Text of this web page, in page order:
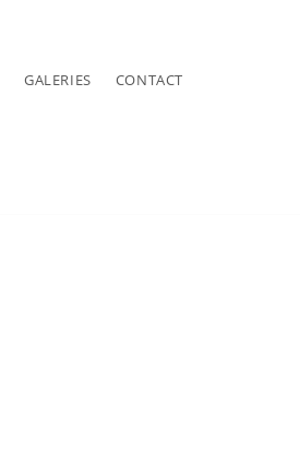
GALERIES CONTACT